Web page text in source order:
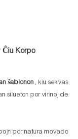
Ĉiu Korpo
ŝablonon, kiu sekvas
silueton por virinoj de
por natura movado